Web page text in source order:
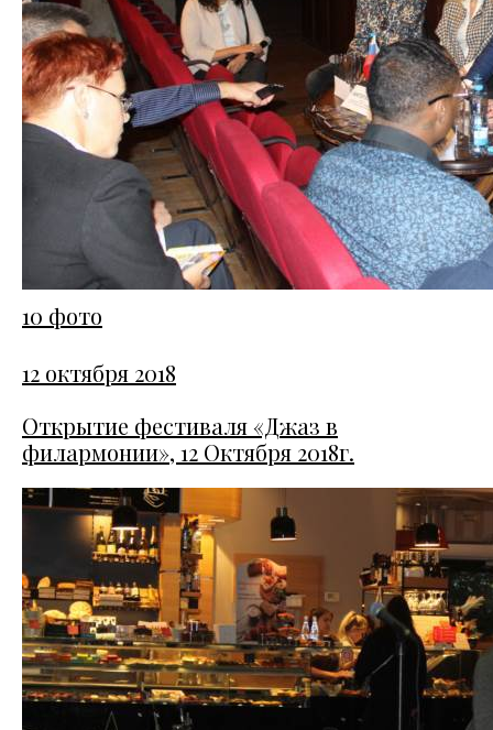
10 фото
12 октября 2018
Открытие фестиваля «Джаз в
филармонии», 12 Октября 2018г.